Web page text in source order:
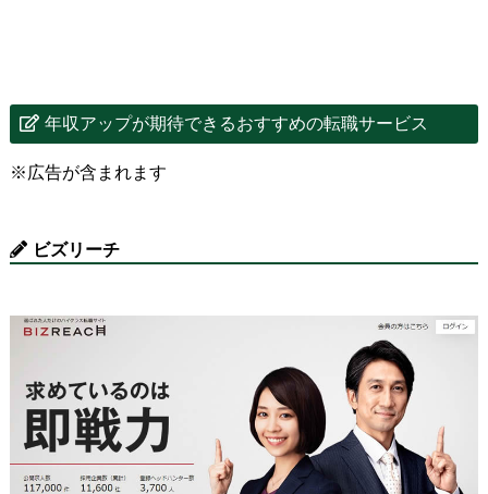
年収アップが期待できるおすすめの転職サービス
※広告が含まれます
ビズリーチ